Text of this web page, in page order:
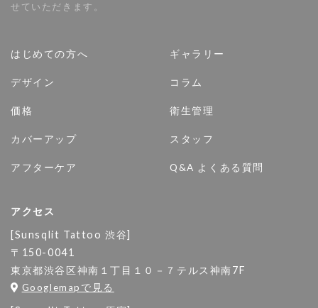
せていただきます。
はじめての方へ
デザイン
価格
カバーアップ
アフターケア
ギャラリー
コラム
衛生管理
スタッフ
Q&A よくある質問
アクセス
[Sunsqlit Tattoo 渋谷]
〒150-0041
東京都渋谷区神南１丁目１０－７テルス神南7F
Googlemapで見る